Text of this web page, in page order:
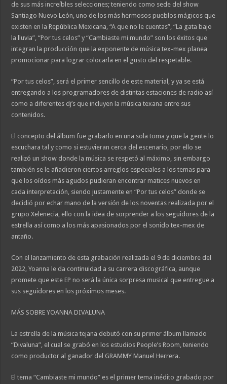
de sus más increíbles selecciones; teniendo como sede del show
Santiago Nuevo León, uno de los más hermosos pueblos mágicos que
existen en la República Mexicana, “A que no le cuentas”, “La gata bajo
la lluvia”, “Por tus celos” y “Cambiaste mi mundo” son los éxitos que
integran la producción que la exponente de música tex-mex planea
promocionar para lograr colocarla en el gusto del respetable.
“Por tus celos”, será el primer sencillo de este material, y ya se está
entregando a los programadores de distintas estaciones de radio así
como a diferentes dj’s que incluyen la música texana entre sus
contenidos.
El concepto del álbum fue grabarlo en una sola toma y que la gente lo
escuchara tal y como si estuvieran cerca del escenario, por ello se
realizó un show donde la música se respetó al máximo, sin embargo
también se le añadieron ciertos arreglos especiales a los temas para
que los oídos más agudos pudieran encontrar matices nuevos en
cada interpretación, siendo justamente en “Por tus celos” donde se
decidió por echar mano de la versión de los noventas realizada por el
grupo Xelenecia, ello con la idea de sorprender a los seguidores de la
estrella así como a los más apasionados por el sonido tex-mex de
antaño.
Con el lanzamiento de esta grabación realizada el 9 de diciembre del
2022, Yoanna le da continuidad a su carrera discográfica, aunque
promete que este EP no será la única sorpresa musical que entregue a
sus seguidores en los próximos meses.
MÁS SOBRE YOANNA DIVALUNA
La estrella de la música tejana debutó con su primer álbum llamado
“Divaluna”, el cual se grabó en los estudios People’s Room, teniendo
como productor al ganador del GRAMMY Manuel Herrera.
El tema “Cambiaste mi mundo” es el primer tema inédito grabado por